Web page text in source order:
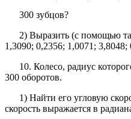
300 зубцов?
2) Выразить (с помощью
1,3090; 0,2356; 1,0071; 3,8048;
10. Колесо, радиус
300 оборотов.
1) Найти его угловую
скорость выражается в